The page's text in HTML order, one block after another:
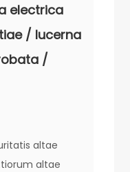
electrica
/ lucerna
/
altae
altae